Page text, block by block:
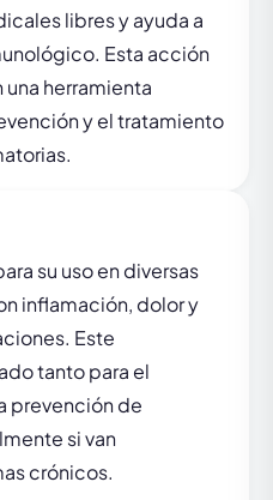
libres y ayuda a
Esta acción
herramienta
y el tratamiento
su uso en diversas
inflamación, dolor y
Este
tanto para el
prevención de
si van
crónicos.